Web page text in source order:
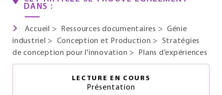
DANS :
Accueil > Ressources documentaires > Génie
industriel > Conception et Production > Stratégies
de conception pour l'innovation > Plans d’expériences
LECTURE EN COURS
Présentation